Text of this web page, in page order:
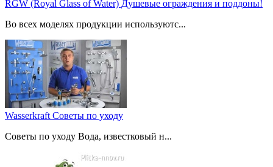
RGW (Royal Glass of Water) Душевые ограждения и поддоны!
Во всех моделях продукции используютс...
Wasserkraft Советы по уходу
Советы по уходу Вода, известковый н...